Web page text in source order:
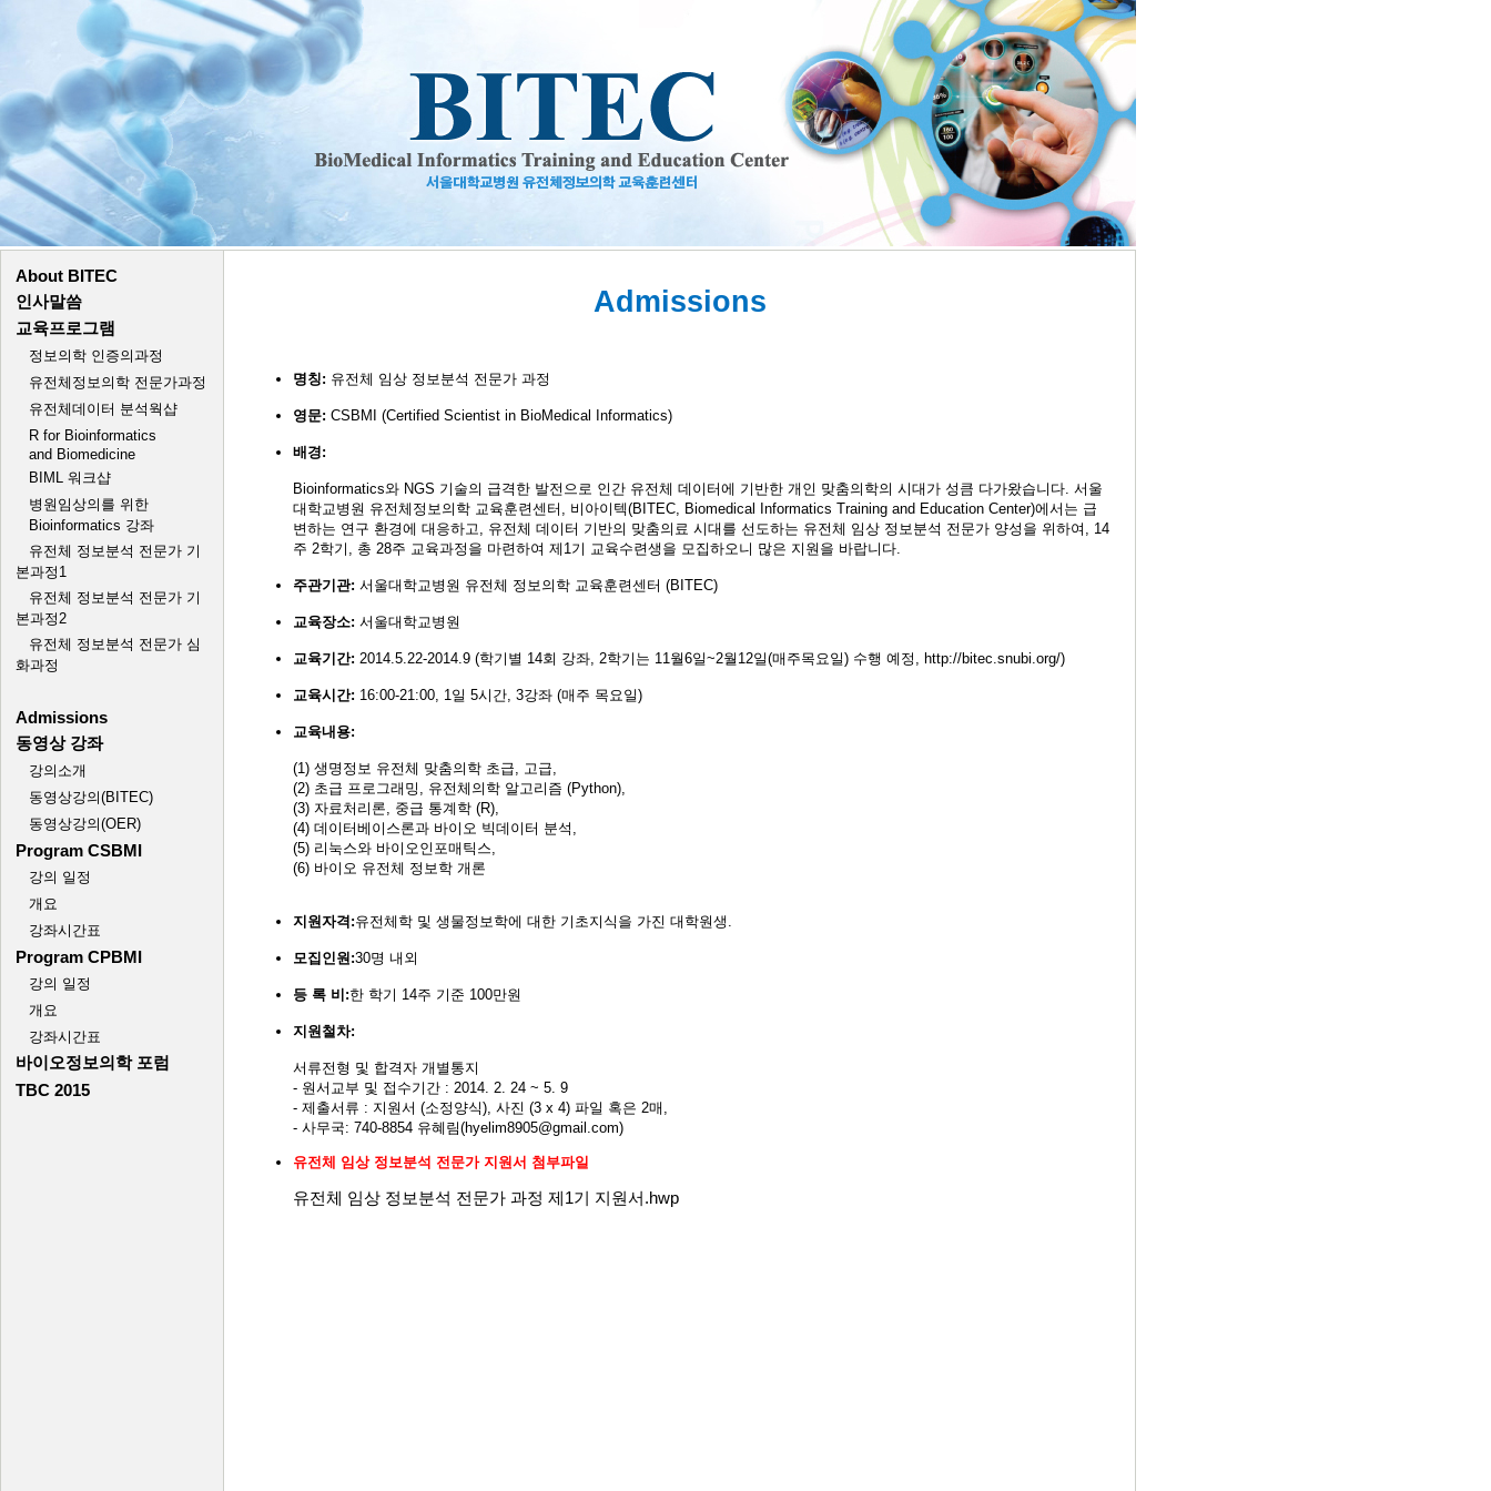
Admissions
명칭: 유전체 임상 정보분석 전문가 과정
영문: CSBMI (Certified Scientist in BioMedical Informatics)
배경:
Bioinformatics와 NGS 기술의 급격한 발전으로 인간 유전체 데이터에 기반한 개인 맞춤의학의 시대가 성큼 다가왔습니다. 서울
대학교병원 유전체정보의학 교육훈련센터, 비아이텍(BITEC, Biomedical Informatics Training and Education Center)에서는 급
변하는 연구 환경에 대응하고, 유전체 데이터 기반의 맞춤의료 시대를 선도하는 유전체 임상 정보분석 전문가 양성을 위하여, 14
주 2학기, 총 28주 교육과정을 마련하여 제1기 교육수련생을 모집하오니 많은 지원을 바랍니다.
주관기관: 서울대학교병원 유전체 정보의학 교육훈련센터 (BITEC)
교육장소: 서울대학교병원
교육기간: 2014.5.22-2014.9 (학기별 14회 강좌, 2학기는 11월6일~2월12일(매주목요일) 수행 예정, http://bitec.snubi.org/)
교육시간: 16:00-21:00, 1일 5시간, 3강좌 (매주 목요일)
교육내용:
(1) 생명정보 유전체 맞춤의학 초급, 고급,
(2) 초급 프로그래밍, 유전체의학 알고리즘 (Python),
(3) 자료처리론, 중급 통계학 (R),
(4) 데이터베이스론과 바이오 빅데이터 분석,
(5) 리눅스와 바이오인포매틱스,
(6) 바이오 유전체 정보학 개론
지원자격:유전체학 및 생물정보학에 대한 기초지식을 가진 대학원생.
모집인원:30명 내외
등 록 비:한 학기 14주 기준 100만원
지원철차:
서류전형 및 합격자 개별통지
- 원서교부 및 접수기간 : 2014. 2. 24 ~ 5. 9
- 제출서류 : 지원서 (소정양식), 사진 (3 x 4) 파일 혹은 2매,
- 사무국: 740-8854 유혜림(hyelim8905@gmail.com)
유전체 임상 정보분석 전문가 지원서 첨부파일
유전체 임상 정보분석 전문가 과정 제1기 지원서.hwp